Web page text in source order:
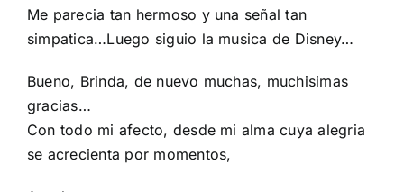
Me parecia tan hermoso y una señal tan
simpatica…Luego siguio la musica de Disney…
Bueno, Brinda, de nuevo muchas, muchisimas
gracias…
Con todo mi afecto, desde mi alma cuya alegria
se acrecienta por momentos,